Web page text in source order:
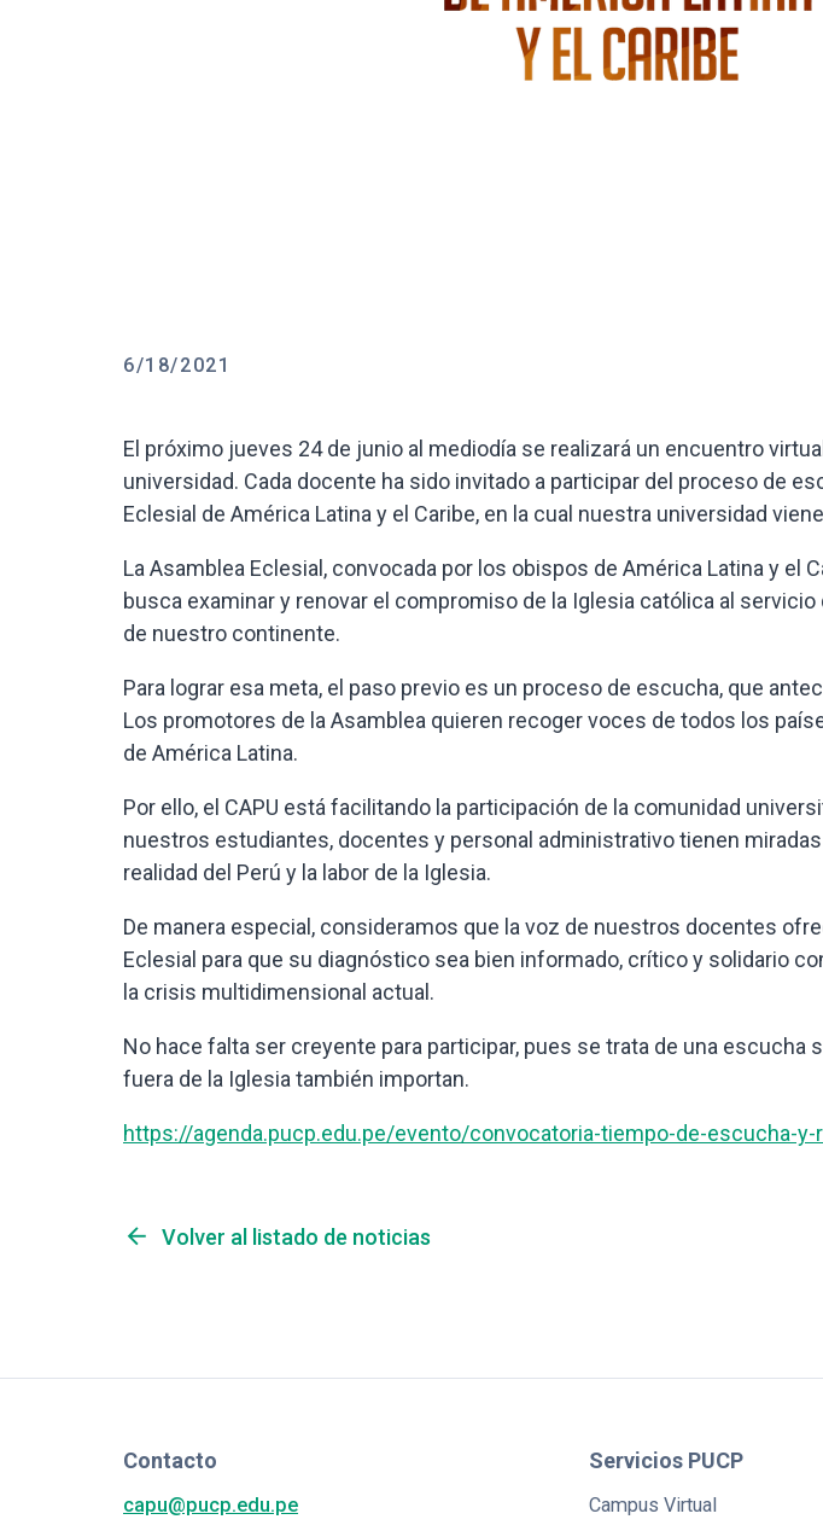
6/18/2021
El próximo jueves 24 de junio al mediodía se realizará un encuentro
universidad. Cada docente ha sido invitado a participar del proceso de
Eclesial de América Latina y el Caribe, en la cual nuestra universidad
La Asamblea Eclesial, convocada por los obispos de América Latina y el
busca examinar y renovar el compromiso de la Iglesia católica al servicio
de nuestro continente.
Para lograr esa meta, el paso previo es un proceso de escucha, que
Los promotores de la Asamblea quieren recoger voces de todos los
de América Latina.
Por ello, el CAPU está facilitando la participación de la comunidad
nuestros estudiantes, docentes y personal administrativo tienen
realidad del Perú y la labor de la Iglesia.
De manera especial, consideramos que la voz de nuestros docentes
Eclesial para que su diagnóstico sea bien informado, crítico y solidario
la crisis multidimensional actual.
No hace falta ser creyente para participar, pues se trata de una escucha
fuera de la Iglesia también importan.
https://agenda.pucp.edu.pe/evento/convocatoria-tiempo-de-escucha-
arrow_back Volver al listado de noticias
Contacto
capu@pucp.edu.pe
Servicios PUCP
Campus Virtual